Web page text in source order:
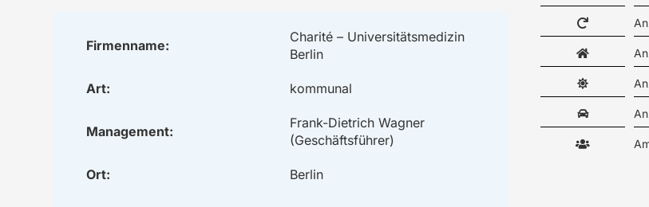
Firmenname:
Charité – Universitätsmedizin
Berlin
Art: kommunal
Management:
Frank-Dietrich Wagner
(Geschäftsführer)
Ort: Berlin